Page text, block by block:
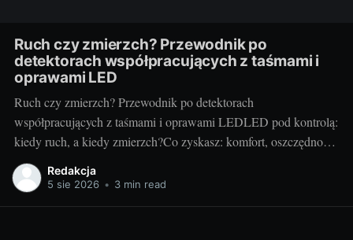
Ruch czy zmierzch? Przewodnik po
detektorach współpracujących z taśmami i
oprawami LED
Ruch czy zmierzch? Przewodnik po detektorach
współpracujących z taśmami i oprawami LEDLED pod kontrolą:
kiedy ruch, a kiedy zmierzch?Co zyskasz: komfort, oszczędność
energii, bezpieczeństwoAutomatyczne sterowanie światłem to
mały detal, który zmienia codzienność. Wygoda (światło włącza
Redakcja
5 sie 2026 • 3 min read